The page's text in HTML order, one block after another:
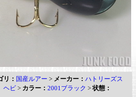
リ： 国産ルアー > メーカー： ハトリーズス
ビ> カラー： 2001ブラック >状態：